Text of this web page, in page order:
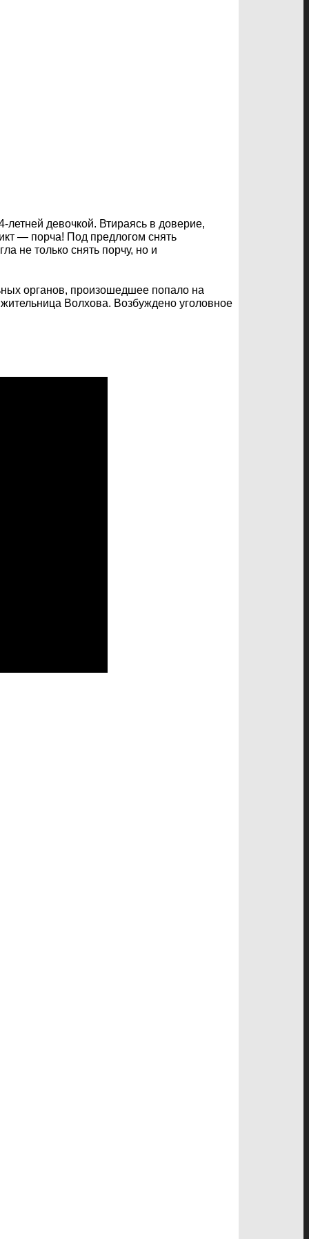
девочкой. Втираясь в доверие,
— порча! Под предлогом снять
не только снять порчу, но и
органов, произошедшее попало на
Волхова. Возбуждено уголовное